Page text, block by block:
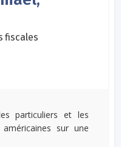
fiscales
particuliers et les
sur une